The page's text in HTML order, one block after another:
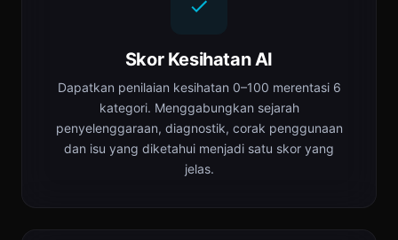
Skor Kesihatan AI
Dapatkan penilaian kesihatan 0–100 merentasi 6
kategori. Menggabungkan sejarah
penyelenggaraan, diagnostik, corak penggunaan
dan isu yang diketahui menjadi satu skor yang
jelas.